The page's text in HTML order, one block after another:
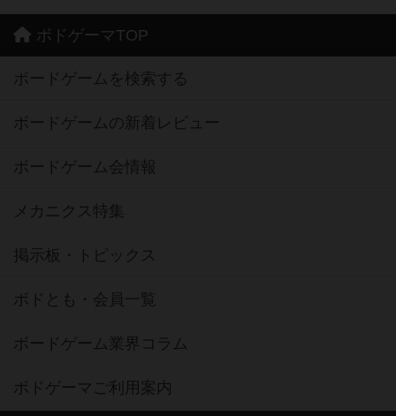
ボドゲーマTOP
ボードゲームを検索する
ボードゲームの新着レビュー
ボードゲーム会情報
メカニクス特集
掲示板・トピックス
ボドとも・会員一覧
ボードゲーム業界コラム
ボドゲーマご利用案内